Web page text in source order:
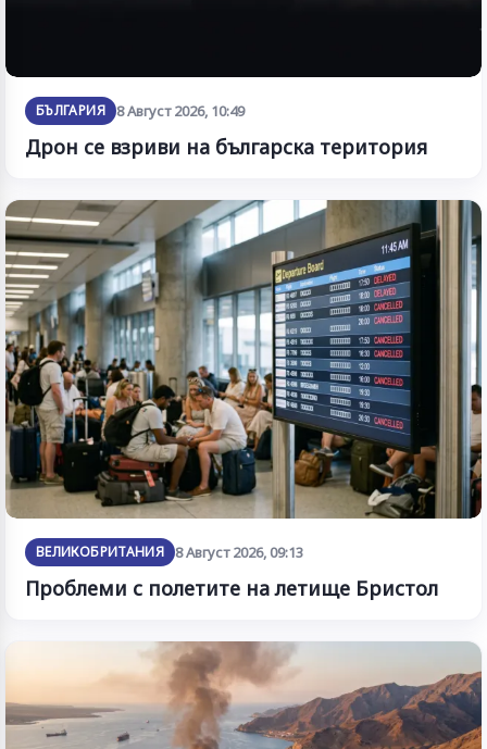
БЪЛГАРИЯ 8 Август 2026, 10:49
Дрон се взриви на българска територия
ВЕЛИКОБРИТАНИЯ 8 Август 2026, 09:13
Проблеми с полетите на летище Бристол